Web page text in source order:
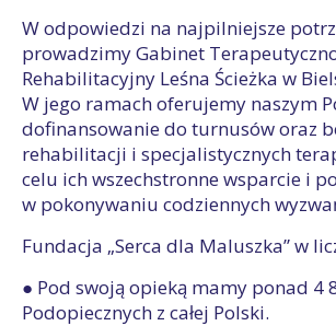
W odpowiedzi na najpilniejsze
prowadzimy Gabinet
Rehabilitacyjny Leśna Ścieżka w
W jego ramach oferujemy naszym
dofinansowanie do turnusów oraz
rehabilitacji i specjalistycznych
celu ich wszechstronne wsparcie i
w pokonywaniu codziennych
Fundacja „Serca dla Maluszka” w
● Pod swoją opieką mamy ponad 4
Podopiecznych z całej Polski.